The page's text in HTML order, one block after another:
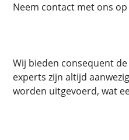
Neem contact met ons
Wij bieden consequent
experts zijn altijd
worden uitgevoerd, wat